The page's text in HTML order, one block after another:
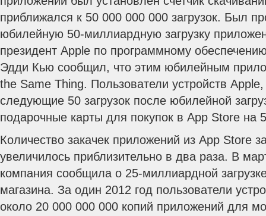
приближался к 50 000 000 000 загрузок. Был
юбилейную 50-миллиардную загрузку
президент Apple по программному
Эдди Кью сообщил, что этим юбилейным
the Same Thing. Пользователи устройств
следующие 50 загрузок после юбилейной
подарочные карты для покупок в App Store на
Количество закачек приложений из App Store
увеличилось приблизительно в два раза. В
компания сообщила о 25-миллиардной
магазина. За один 2012 год пользователи
около 20 000 000 000 копий приложений для